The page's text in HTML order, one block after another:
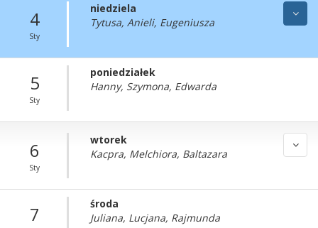
4
Sty
niedziela
Tytusa, Anieli, Eugeniusza
5
Sty
poniedziałek
Hanny, Szymona, Edwarda
6
Sty
wtorek
Kacpra, Melchiora, Baltazara
7
środa
Juliana, Lucjana, Rajmunda